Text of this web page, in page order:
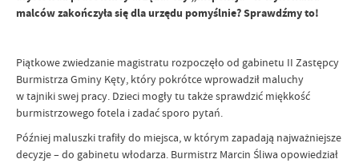
malców zakończyła się dla urzędu pomyślnie? Sprawdźmy to!
Piątkowe zwiedzanie magistratu rozpoczęło od gabinetu II Zastępcy
Burmistrza Gminy Kęty, który pokrótce wprowadził maluchy
w tajniki swej pracy. Dzieci mogły tu także sprawdzić miękkość
burmistrzowego fotela i zadać sporo pytań.
Później maluszki trafiły do miejsca, w którym zapadają najważniejsze
decyzje – do gabinetu włodarza. Burmistrz Marcin Śliwa opowiedział